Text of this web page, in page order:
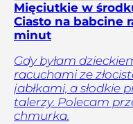
Mięciutkie w
Ciasto na babcine
minut
Gdy byłam
racuchami ze
jabłkami, a słodkie
talerzy. Polecam
chmurka.